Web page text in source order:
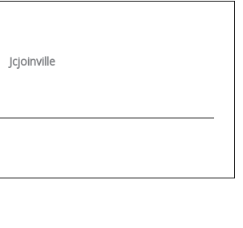
Jcjoinville